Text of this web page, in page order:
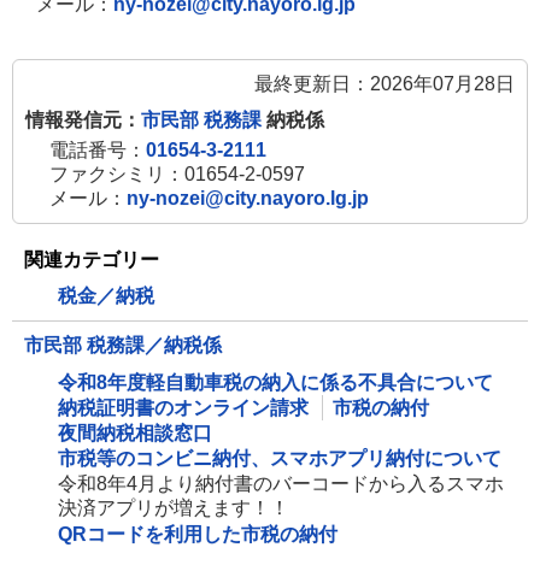
メール： ny-nozei@city.nayoro.lg.jp
最終更新日：2026年07月28日
情報発信元： 市民部 税務課 納税係
電話番号： 01654-3-2111
ファクシミリ：01654-2-0597
メール： ny-nozei@city.nayoro.lg.jp
関連カテゴリー
税金／納税
市民部 税務課／納税係
令和8年度軽自動車税の納入に係る不具合について
納税証明書のオンライン請求
市税の納付
夜間納税相談窓口
市税等のコンビニ納付、スマホアプリ納付について
令和8年4月より納付書のバーコードから入るスマホ
決済アプリが増えます！！
QRコードを利用した市税の納付